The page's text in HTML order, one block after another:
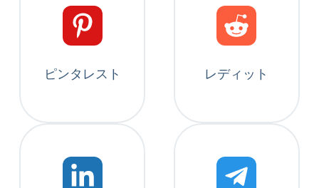
ピンタレスト レディット